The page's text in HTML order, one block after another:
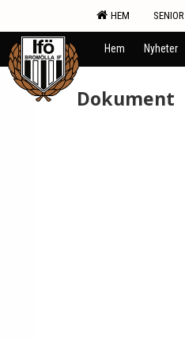
HEM SENIOR
Hem Nyheter
Dokument